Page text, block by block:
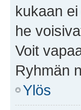
kukaan
he
Voit
Ryhmän
Ylös